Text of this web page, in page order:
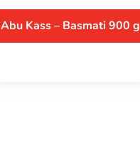
Abu Kass – Basmati 900 g